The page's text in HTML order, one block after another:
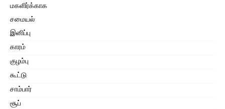
மகளிர்க்காக
சமையல்
இனிப்பு
காரம்
குழம்பு
கூட்டு
சாம்பார்
சூப்